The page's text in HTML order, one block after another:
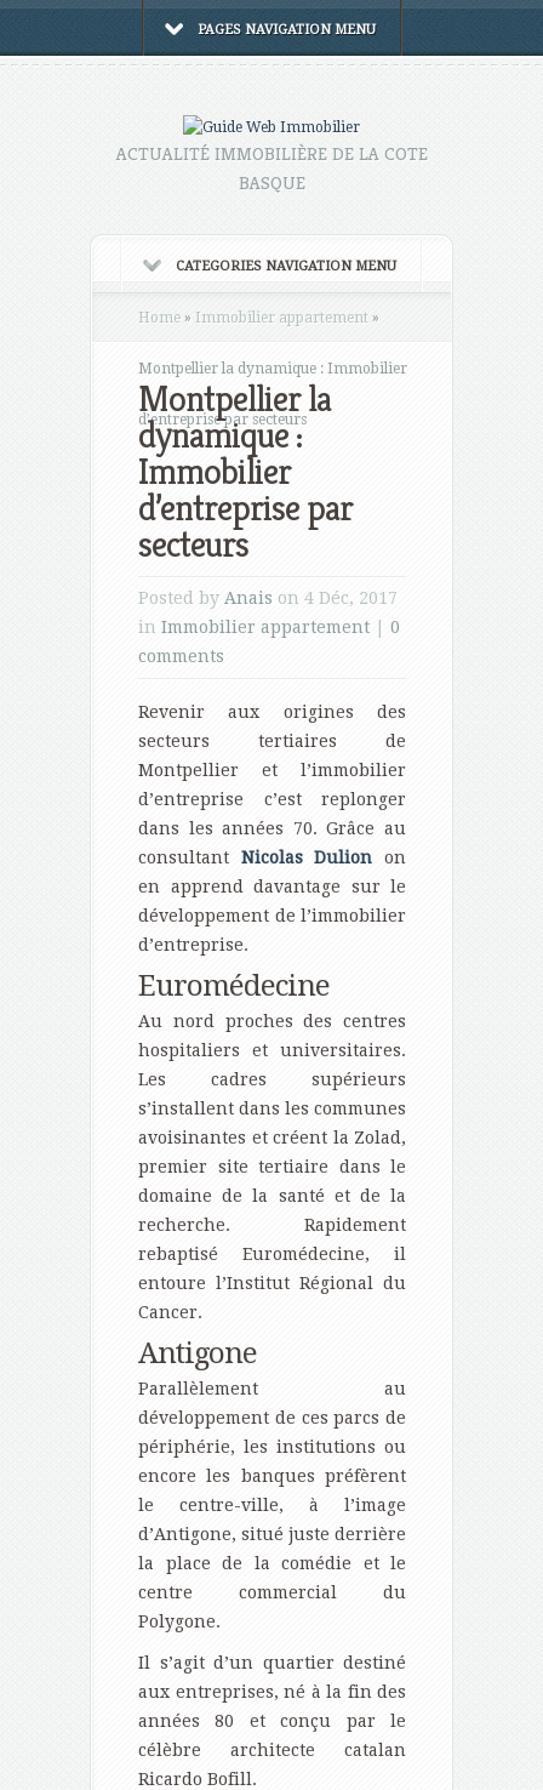
PAGES NAVIGATION MENU
ACTUALITÉ IMMOBILIÈRE DE LA COTE
BASQUE
CATEGORIES NAVIGATION MENU
Home » Immobilier appartement »
Montpellier la dynamique : Immobilier
d’entreprise par secteurs
Montpellier la
dynamique :
Immobilier
d’entreprise par
secteurs
Posted by Anais on 4 Déc, 2017
in Immobilier appartement
0
comments
Revenir aux origines des
secteurs tertiaires de
Montpellier et l’immobilier
d’entreprise c’est replonger
dans les années 70. Grâce au
consultant Nicolas Dulion on
en apprend davantage sur le
développement de l’immobilier
d’entreprise.
Euromédecine
Au nord proches des centres
hospitaliers et universitaires.
Les cadres supérieurs
s’installent dans les communes
avoisinantes et créent la Zolad,
premier site tertiaire dans le
domaine de la santé et de la
recherche. Rapidement
rebaptisé Euromédecine, il
entoure l’Institut Régional du
Cancer.
Antigone
Parallèlement au
développement de ces parcs de
périphérie, les institutions ou
encore les banques préfèrent
le centre-ville, à l’image
d’Antigone, situé juste derrière
la place de la comédie et le
centre commercial du
Polygone.
Il s’agit d’un quartier destiné
aux entreprises, né à la fin des
années 80 et conçu par le
célèbre architecte catalan
Ricardo Bofill.